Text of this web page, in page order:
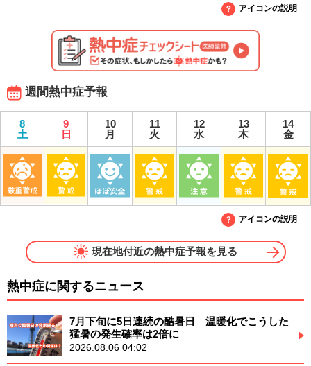
アイコンの説明
週間熱中症予報
8
土
9
日
10
月
11
火
12
水
13
木
14
金
アイコンの説明
現在地付近の熱中症予報を見る
熱中症に関するニュース
7月下旬に5日連続の酷暑日 温暖化でこうした
猛暑の発生確率は2倍に
2026.08.06 04:02